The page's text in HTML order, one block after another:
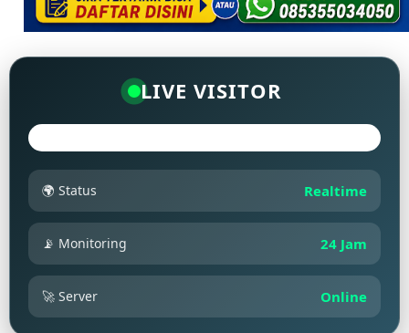
LIVE VISITOR
🌍 Status Realtime
📡 Monitoring 24 Jam
🚀 Server Online